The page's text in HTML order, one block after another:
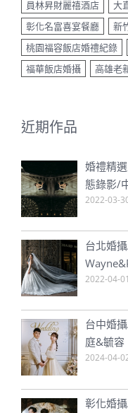
員林昇財麗禧酒店
大
彰化名富喜宴餐廳
新
桃園福容飯店婚禮紀錄
福華飯店婚攝
高雄老
近期作品
婚禮精
態錄影/
台北婚
台中婚
庭&毓容